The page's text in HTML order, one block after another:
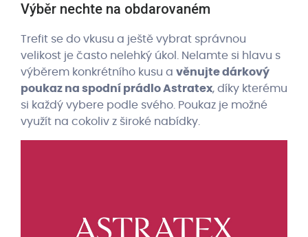
Výběr nechte na obdarovaném
Trefit se do vkusu a ještě vybrat správnou
velikost je často nelehký úkol. Nelamte si hlavu s
výběrem konkrétního kusu a věnujte dárkový
poukaz na spodní prádlo Astratex, díky kterému
si každý vybere podle svého. Poukaz je možné
využít na cokoliv z široké nabídky.